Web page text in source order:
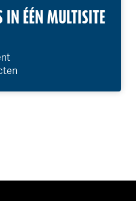
IN ÉÉN MULTISITE